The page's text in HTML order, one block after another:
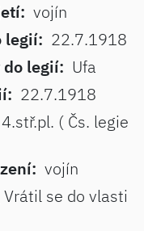
vojín
legií: 22.7.1918
legií: Ufa
22.7.1918
4.stř.pl. ( Čs. legie
vojín
se do vlasti